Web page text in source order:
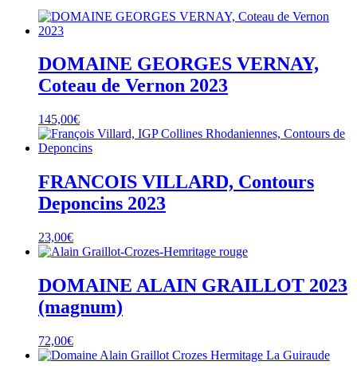
DOMAINE GEORGES VERNAY,
Coteau de Vernon 2023
145,00€
FRANCOIS VILLARD, Contours
Deponcins 2023
23,00€
DOMAINE ALAIN GRAILLOT 2023
(magnum)
72,00€